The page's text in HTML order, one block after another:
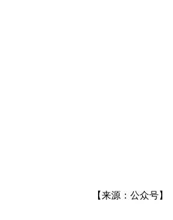
【来源：公众号】